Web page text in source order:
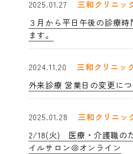
2025.01.27
三和クリニッ
３月から平日午後の診療時
ます。
2024.11.20
三和クリニッ
外来診療 営業日の変更に
2025.01.28
三和クリニッ
2/18(火) 医療・介護職の
イルサロン＠オンライン